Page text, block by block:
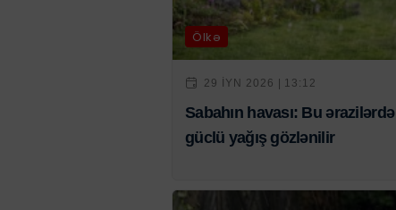
Ölkə
29 IYN 2026 | 13:12
Sabahın havası: Bu ərazilərdə
güclü yağış gözlənilir